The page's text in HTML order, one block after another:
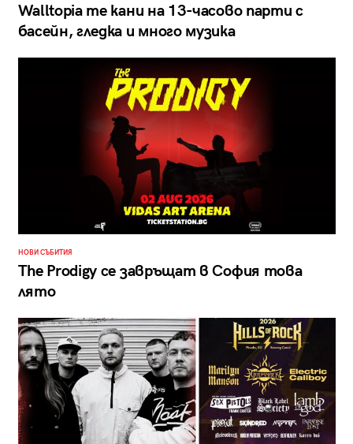
Walltopia те кани на 13-часово парти с
басейн, гледка и много музика
НОВИ СЪБИТИЯ
The Prodigy се завръщат в София това
лято